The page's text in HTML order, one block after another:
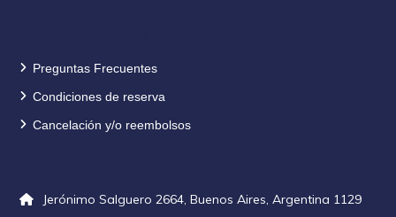
Preguntas Frecuentes
Condiciones de reserva
Cancelación y/o reembolsos
Jerónimo Salguero 2664, Buenos Aires, Argentina 1129